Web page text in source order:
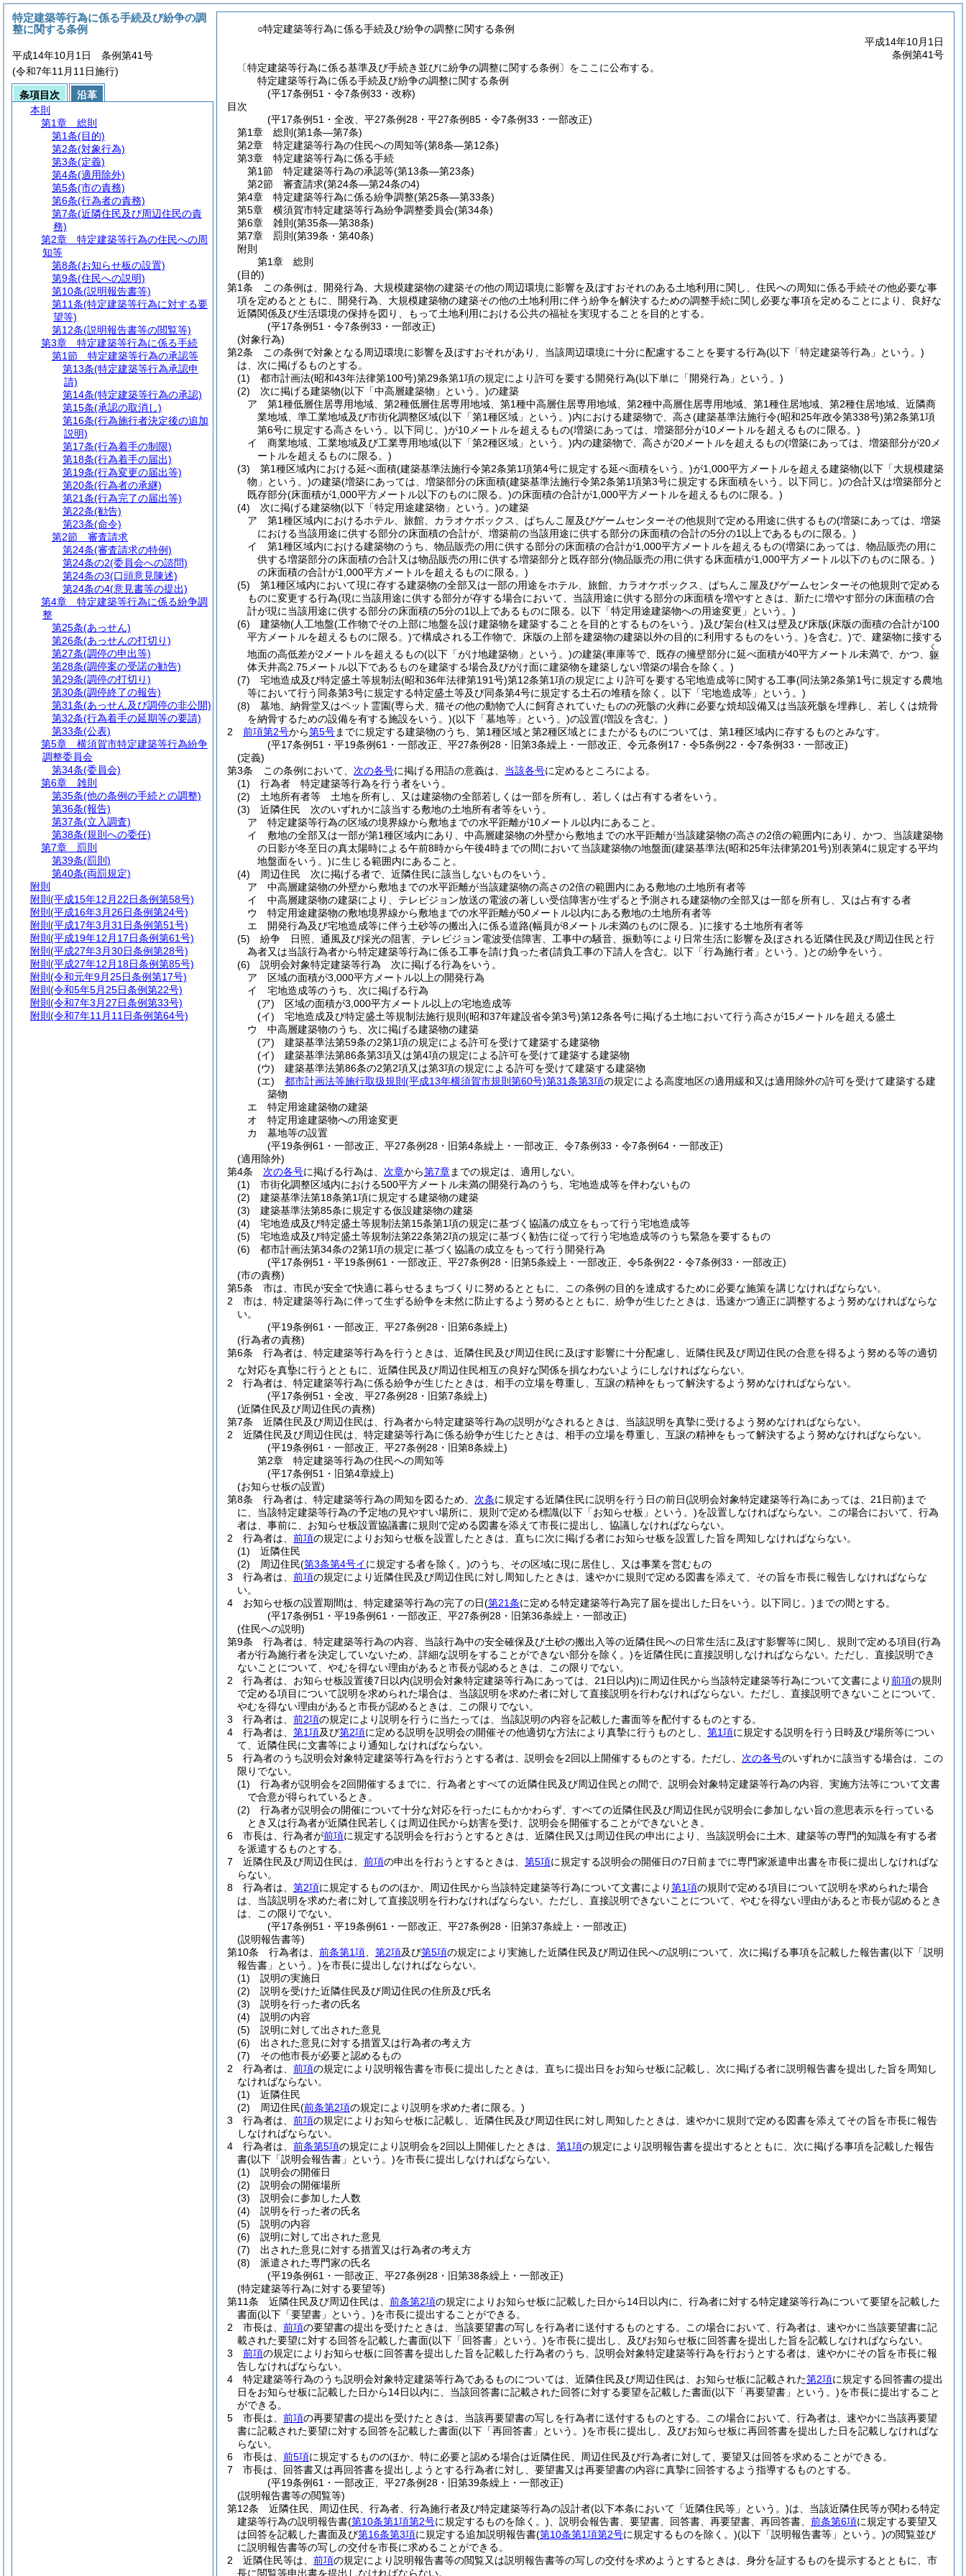
○特定建築等行為に係る手続及び紛争の調整に関する条例
平成14年10月1日
条例第41号
〔特定建築等行為に係る基準及び手続き並びに紛争の調整に関する条例〕をここに公布する。
特定建築等行為に係る手続及び紛争の調整に関する条例
(平17条例51・令7条例33・改称)
目次
(平17条例51・全改、平27条例28・平27条例85・令7条例33・一部改正)
第1章
総則 (第1条―第7条)
第2章
特定建築等行為の住民への周知等(第8条―第12条)
第3章
特定建築等行為に係る手続
第1節
特定建築等行為の承認等(第13条―第23条)
第2節
審査請求(第24条―第24条の4)
第4章
特定建築等行為に係る紛争調整(第25条―第33条)
第5章
横須賀市特定建築等行為紛争調整委員会(第34条)
第6章
雑則 (第35条―第38条)
第7章
罰則 (第39条・第40条)
附則
第1章
総則
(目的)
第1条
この条例は、開発行為、大規模建築物の建築その他の周辺環境に影響を及ぼすおそれのある土地利用に関し、住民への周知に係る手続その他必要な事
項を定めるとともに、開発行為、大規模建築物の建築その他の土地利用に伴う紛争を解決するための調整手続に関し必要な事項を定めることにより、良好な
近隣関係及び生活環境の保持を図り、もって土地利用における公共の福祉を実現することを目的とする。
(平17条例51・令7条例33・一部改正)
(対象行為)
第2条
この条例で対象となる周辺環境に影響を及ぼすおそれがあり、当該周辺環境に十分に配慮することを要する行為(以下「特定建築等行為」という。)
は、次に掲げるものとする。
(1)
都市計画法(昭和43年法律第100号)第29条第1項の規定により許可を要する開発行為(以下単に「開発行為」という。)
(2)
次に掲げる建築物(以下「中高層建築物」という。)の建築
ア
第1種低層住居専用地域、第2種低層住居専用地域、第1種中高層住居専用地域、第2種中高層住居専用地域、第1種住居地域、第2種住居地域、近隣商
業地域、準工業地域及び市街化調整区域(以下「第1種区域」という。)内における建築物で、高さ(建築基準法施行令(昭和25年政令第338号)第2条第1項
第6号に規定する高さをいう。以下同じ。)が10メートルを超えるもの(増築にあっては、増築部分が10メートルを超えるものに限る。)
イ
商業地域、工業地域及び工業専用地域(以下「第2種区域」という。)内の建築物で、高さが20メートルを超えるもの(増築にあっては、増築部分が20メ
ートルを超えるものに限る。)
(3)
第1種区域内における延べ面積(建築基準法施行令第2条第1項第4号に規定する延べ面積をいう。)が1,000平方メートルを超える建築物(以下「大規模建築
物」という。)の建築(増築にあっては、増築部分の床面積(建築基準法施行令第2条第1項第3号に規定する床面積をいう。以下同じ。)の合計又は増築部分と
既存部分(床面積が1,000平方メートル以下のものに限る。)の床面積の合計が1,000平方メートルを超えるものに限る。)
(4)
次に掲げる建築物(以下「特定用途建築物」という。)の建築
ア
第1種区域内におけるホテル、旅館、カラオケボックス、ぱちんこ屋及びゲームセンターその他規則で定める用途に供するもの(増築にあっては、増築
における当該用途に供する部分の床面積の合計が、増築前の当該用途に供する部分の床面積の合計の5分の1以上であるものに限る。)
イ
第1種区域内における建築物のうち、物品販売の用に供する部分の床面積の合計が1,000平方メートルを超えるもの(増築にあっては、物品販売の用に
供する増築部分の床面積の合計又は物品販売の用に供する増築部分と既存部分(物品販売の用に供する床面積が1,000平方メートル以下のものに限る。)
の床面積の合計が1,000平方メートルを超えるものに限る。)
(5)
第1種区域内において現に存する建築物の全部又は一部の用途をホテル、旅館、カラオケボックス、ぱちんこ屋及びゲームセンターその他規則で定める
ものに変更する行為(現に当該用途に供する部分が存する場合において、当該用途に供する部分の床面積を増やすときは、新たに増やす部分の床面積の合
計が現に当該用途に供する部分の床面積の5分の1以上であるものに限る。以下「特定用途建築物への用途変更」という。)
(6)
建築物(人工地盤(工作物でその上部に地盤を設け建築物を建築することを目的とするものをいう。)及び架台(柱又は壁及び床版(床版の面積の合計が100
平方メートルを超えるものに限る。)で構成される工作物で、床版の上部を建築物の建築以外の目的に利用するものをいう。)を含む。)で、建築物に接する
地面の高低差が2メートルを超えるもの(以下「がけ地建築物」という。)の建築(車庫等で、既存の擁壁部分に延べ面積が40平方メートル未満で、かつ、 躯
く
体天井高2.75メートル以下であるものを建築する場合及びがけ面に建築物を建築しない増築の場合を除く。)
(7)
宅地造成及び特定盛土等規制法(昭和36年法律第191号)第12条第1項の規定により許可を要する宅地造成等に関する工事(同法第2条第1号に規定する農地
等において行う同条第3号に規定する特定盛土等及び同条第4号に規定する土石の堆積を除く。以下「宅地造成等」という。)
(8)
墓地、納骨堂又はペット霊園(専ら犬、猫その他の動物で人に飼育されていたものの死骸の火葬に必要な焼却設備又は当該死骸を埋葬し、若しくは焼骨
を納骨するための設備を有する施設をいう。)(以下「墓地等」という。)の設置(増設を含む。)
2
前項第2号から第5号までに規定する建築物のうち、第1種区域と第2種区域とにまたがるものについては、第1種区域内に存するものとみなす。
(平17条例51・平19条例61・一部改正、平27条例28・旧第3条繰上・一部改正、令元条例17・令5条例22・令7条例33・一部改正)
(定義)
第3条
この条例において、 次の各号に掲げる用語の意義は、 当該各号に定めるところによる。
(1)
行為者 特定建築等行為を行う者をいう。
(2)
土地所有者等 土地を所有し、又は建築物の全部若しくは一部を所有し、若しくは占有する者をいう。
(3)
近隣住民 次のいずれかに該当する敷地の土地所有者等をいう。
ア
特定建築等行為の区域の境界線から敷地までの水平距離が10メートル以内にあること。
イ
敷地の全部又は一部が第1種区域内にあり、中高層建築物の外壁から敷地までの水平距離が当該建築物の高さの2倍の範囲内にあり、かつ、当該建築物
の日影が冬至日の真太陽時による午前8時から午後4時までの間において当該建築物の地盤面(建築基準法(昭和25年法律第201号)別表第4に規定する平均
地盤面をいう。)に生じる範囲内にあること。
(4)
周辺住民 次に掲げる者で、近隣住民に該当しないものをいう。
ア
中高層建築物の外壁から敷地までの水平距離が当該建築物の高さの2倍の範囲内にある敷地の土地所有者等
イ
中高層建築物の建築により、テレビジョン放送の電波の著しい受信障害が生ずると予測される建築物の全部又は一部を所有し、又は占有する者
ウ
特定用途建築物の敷地境界線から敷地までの水平距離が50メートル以内にある敷地の土地所有者等
エ
開発行為及び宅地造成等に伴う土砂等の搬出入に係る道路(幅員が8メートル未満のものに限る。)に接する土地所有者等
(5)
紛争 日照、通風及び採光の阻害、テレビジョン電波受信障害、工事中の騒音、振動等により日常生活に影響を及ぼされる近隣住民及び周辺住民と行
為者又は当該行為者から特定建築等行為に係る工事を請け負った者(請負工事の下請人を含む。以下「行為施行者」という。)との紛争をいう。
(6)
説明会対象特定建築等行為 次に掲げる行為をいう。
ア
区域の面積が3,000平方メートル以上の開発行為
イ
宅地造成等のうち、次に掲げる行為
(ア)
区域の面積が3,000平方メートル以上の宅地造成等
(イ)
宅地造成及び特定盛土等規制法施行規則(昭和37年建設省令第3号)第12条各号に掲げる土地において行う高さが15メートルを超える盛土
ウ
中高層建築物のうち、次に掲げる建築物の建築
(ア)
建築基準法第59条の2第1項の規定による許可を受けて建築する建築物
(イ)
建築基準法第86条第3項又は第4項の規定による許可を受けて建築する建築物
(ウ)
建築基準法第86条の2第2項又は第3項の規定による許可を受けて建築する建築物
(エ)
都市計画法等施行取扱規則(平成13年横須賀市規則第60号)第31条第3項の規定による高度地区の適用緩和又は適用除外の許可を受けて建築する建
築物
エ
特定用途建築物の建築
オ
特定用途建築物への用途変更
カ
墓地等の設置
(平19条例61・一部改正、平27条例28・旧第4条繰上・一部改正、令7条例33・令7条例64・一部改正)
(適用除外)
第4条
次の各号に掲げる行為は、 次章から第7章までの規定は、適用しない。
(1)
市街化調整区域内における500平方メートル未満の開発行為のうち、宅地造成等を伴わないもの
(2)
建築基準法第18条第1項に規定する建築物の建築
(3)
建築基準法第85条に規定する仮設建築物の建築
(4)
宅地造成及び特定盛土等規制法第15条第1項の規定に基づく協議の成立をもって行う宅地造成等
(5)
宅地造成及び特定盛土等規制法第22条第2項の規定に基づく勧告に従って行う宅地造成等のうち緊急を要するもの
(6)
都市計画法第34条の2第1項の規定に基づく協議の成立をもって行う開発行為
(平17条例51・平19条例61・一部改正、平27条例28・旧第5条繰上・一部改正、令5条例22・令7条例33・一部改正)
(市の責務)
第5条
市は、市民が安全で快適に暮らせるまちづくりに努めるとともに、この条例の目的を達成するために必要な施策を講じなければならない。
2
市は、特定建築等行為に伴って生ずる紛争を未然に防止するよう努めるとともに、紛争が生じたときは、迅速かつ適正に調整するよう努めなければならな
い。
(平19条例61・一部改正、平27条例28・旧第6条繰上)
(行為者の責務)
第6条
行為者は、特定建築等行為を行うときは、近隣住民及び周辺住民に及ぼす影響に十分配慮し、近隣住民及び周辺住民の合意を得るよう努める等の適切
な対応を真摯
し
に行うとともに、近隣住民及び周辺住民相互の良好な関係を損なわないようにしなければならない。
2
行為者は、特定建築等行為に係る紛争が生じたときは、相手の立場を尊重し、互譲の精神をもって解決するよう努めなければならない。
(平17条例51・全改、平27条例28・旧第7条繰上)
(近隣住民及び周辺住民の責務)
第7条
近隣住民及び周辺住民は、行為者から特定建築等行為の説明がなされるときは、当該説明を真摯に受けるよう努めなければならない。
2
近隣住民及び周辺住民は、特定建築等行為に係る紛争が生じたときは、相手の立場を尊重し、互譲の精神をもって解決するよう努めなければならない。
(平19条例61・一部改正、平27条例28・旧第8条繰上)
第2章
特定建築等行為の住民への周知等
(平17条例51・旧第4章繰上)
(お知らせ板の設置)
第8条
行為者は、特定建築等行為の周知を図るため、 次条に規定する近隣住民に説明を行う日の前日(説明会対象特定建築等行為にあっては、21日前) まで
に、当該特定建築等行為の予定地の見やすい場所に、規則で定める標識(以下「お知らせ板」という。)を設置しなければならない。
この場合において、行為
者は、事前に、お知らせ板設置協議書に規則で定める図書を添えて市長に提出し、協議しなければならない。
2
行為者は、 前項の規定によりお知らせ板を設置したときは、直ちに次に掲げる者にお知らせ板を設置した旨を周知しなければならない。
(1)
近隣住民
(2)
周辺住民(第3条第4号イに規定する者を除く。)のうち、その区域に現に居住し、又は事業を営むもの
3
行為者は、 前項の規定により近隣住民及び周辺住民に対し周知したときは、速やかに規則で定める図書を添えて、その旨を市長に報告しなければならな
い。
4
お知らせ板の設置期間は、特定建築等行為の完了の日(第21条に定める特定建築等行為完了届を提出した日をいう。以下同じ。) までの間とする。
(平17条例51・平19条例61・一部改正、平27条例28・旧第36条繰上・一部改正)
(住民への説明)
第9条
行為者は、特定建築等行為の内容、当該行為中の安全確保及び土砂の搬出入等の近隣住民への日常生活に及ぼす影響等に関し、規則で定める項目(行為
者が行為施行者を決定していないため、詳細な説明をすることができない部分を除く。)を近隣住民に直接説明しなければならない。 ただし、直接説明でき
ないことについて、やむを得ない理由があると市長が認めるときは、この限りでない。
2
行為者は、お知らせ板設置後7日以内(説明会対象特定建築等行為にあっては、21日以内)に周辺住民から当該特定建築等行為について文書により前項の規則
で定める項目について説明を求められた場合は、当該説明を求めた者に対して直接説明を行わなければならない。 ただし、直接説明できないことについて、
やむを得ない理由があると市長が認めるときは、この限りでない。
3
行為者は、 前2項の規定により説明を行うに当たっては、当該説明の内容を記載した書面等を配付するものとする。
4
行為者は、 第1項及び第2項に定める説明を説明会の開催その他適切な方法により真摯に行うものとし、 第1項に規定する説明を行う日時及び場所等につい
て、近隣住民に文書等により通知しなければならない。
5
行為者のうち説明会対象特定建築等行為を行おうとする者は、説明会を2回以上開催するものとする。 ただし、 次の各号のいずれかに該当する場合は、この
限りでない。
(1)
行為者が説明会を2回開催するまでに、行為者とすべての近隣住民及び周辺住民との間で、説明会対象特定建築等行為の内容、実施方法等について文書
で合意が得られているとき。
(2)
行為者が説明会の開催について十分な対応を行ったにもかかわらず、すべての近隣住民及び周辺住民が説明会に参加しない旨の意思表示を行っている
とき又は行為者が近隣住民若しくは周辺住民から妨害を受け、説明会を開催することができないとき。
6
市長は、行為者が前項に規定する説明会を行おうとするときは、近隣住民又は周辺住民の申出により、当該説明会に土木、建築等の専門的知識を有する者
を派遣するものとする。
7
近隣住民及び周辺住民は、 前項の申出を行おうとするときは、 第5項に規定する説明会の開催日の7日前までに専門家派遣申出書を市長に提出しなければな
らない。
8
行為者は、 第2項に規定するもののほか、周辺住民から当該特定建築等行為について文書により第1項の規則で定める項目について説明を求められた場合
は、当該説明を求めた者に対して直接説明を行わなければならない。 ただし、直接説明できないことについて、やむを得ない理由があると市長が認めるとき
は、この限りでない。
(平17条例51・平19条例61・一部改正、平27条例28・旧第37条繰上・一部改正)
(説明報告書等)
第10条
行為者は、 前条第1項 第2項及び第5項の規定により実施した近隣住民及び周辺住民への説明について、次に掲げる事項を記載した報告書(以下「説明
報告書」という。)を市長に提出しなければならない。
(1)
説明の実施日
(2)
説明を受けた近隣住民及び周辺住民の住所及び氏名
(3)
説明を行った者の氏名
(4)
説明の内容
(5)
説明に対して出された意見
(6)
出された意見に対する措置又は行為者の考え方
(7)
その他市長が必要と認めるもの
2
行為者は、 前項の規定により説明報告書を市長に提出したときは、直ちに提出日をお知らせ板に記載し、次に掲げる者に説明報告書を提出した旨を周知し
なければならない。
(1)
近隣住民
(2)
周辺住民(前条第2項の規定により説明を求めた者に限る。)
3
行為者は、 前項の規定によりお知らせ板に記載し、近隣住民及び周辺住民に対し周知したときは、速やかに規則で定める図書を添えてその旨を市長に報告
しなければならない。
4
行為者は、 前条第5項の規定により説明会を2回以上開催したときは、 第1項の規定により説明報告書を提出するとともに、次に掲げる事項を記載した報告
書(以下「説明会報告書」という。)を市長に提出しなければならない。
(1)
説明会の開催日
(2)
説明会の開催場所
(3)
説明会に参加した人数
(4)
説明を行った者の氏名
(5)
説明の内容
(6)
説明に対して出された意見
(7)
出された意見に対する措置又は行為者の考え方
(8)
派遣された専門家の氏名
(平19条例61・一部改正、平27条例28・旧第38条繰上・一部改正)
(特定建築等行為に対する要望等)
第11条
近隣住民及び周辺住民は、 前条第2項の規定によりお知らせ板に記載した日から14日以内に、行為者に対する特定建築等行為について要望を記載した
書面(以下「要望書」という。)を市長に提出することができる。
2
市長は、 前項の要望書の提出を受けたときは、当該要望書の写しを行為者に送付するものとする。
この場合において、行為者は、速やかに当該要望書に記
載された要望に対する回答を記載した書面(以下「回答書」という。)を市長に提出し、及びお知らせ板に回答書を提出した旨を記載しなければならない。
3
前項の規定によりお知らせ板に回答書を提出した旨を記載した行為者のうち、説明会対象特定建築等行為を行おうとする者は、速やかにその旨を市長に報
告しなければならない。
4
特定建築等行為のうち説明会対象特定建築等行為であるものについては、近隣住民及び周辺住民は、お知らせ板に記載された第2項に規定する回答書の提出
日をお知らせ板に記載した日から14日以内に、当該回答書に記載された回答に対する要望を記載した書面(以下「再要望書」という。)を市長に提出すること
ができる。
5
市長は、 前項の再要望書の提出を受けたときは、当該再要望書の写しを行為者に送付するものとする。
この場合において、行為者は、速やかに当該再要望
書に記載された要望に対する回答を記載した書面(以下「再回答書」という。)を市長に提出し、及びお知らせ板に再回答書を提出した日を記載しなければな
らない。
6
市長は、 前5項に規定するもののほか、特に必要と認める場合は近隣住民、周辺住民及び行為者に対して、要望又は回答を求めることができる。
7
市長は、回答書又は再回答書を提出しようとする行為者に対し、要望書又は再要望書の内容に真摯に回答するよう指導するものとする。
(平19条例61・一部改正、平27条例28・旧第39条繰上・一部改正)
(説明報告書等の閲覧等)
第12条
近隣住民、周辺住民、行為者、行為施行者及び特定建築等行為の設計者(以下本条において「近隣住民等」という。)は、当該近隣住民等が関わる特定
建築等行為の説明報告書(第10条第1項第2号に規定するものを除く。) 、説明会報告書、要望書、回答書、再要望書、再回答書、 前条第6項に規定する要望又
は回答を記載した書面及び第16条第3項に規定する追加説明報告書(第10条第1項第2号に規定するものを除く。)(以下「説明報告書等」という。)の閲覧並び
に説明報告書等の写しの交付を市長に求めることができる。
2
近隣住民等は、 前項の規定により説明報告書等の閲覧又は説明報告書等の写しの交付を求めようとするときは、身分を証するものを提示するとともに、市
長に閲覧等申出書を提出しなければならない。
特定建築等行為に係る手続及び紛争の調
整に関する条例
平成14年10月1日 条例第41号
(令和7年11月11日施行)
条項目次
沿革
本則
第1章
総則
第1条(目的)
第2条(対象行為)
第3条(定義)
第4条(適用除外)
第5条(市の責務)
第6条(行為者の責務)
第7条(近隣住民及び周辺住民の責
務)
第2章
特定建築等行為の住民への周
知等
第8条(お知らせ板の設置)
第9条(住民への説明)
第10条(説明報告書等)
第11条(特定建築等行為に対する要
望等)
第12条(説明報告書等の閲覧等)
第3章
特定建築等行為に係る手続
第1節
特定建築等行為の承認等
第13条(特定建築等行為承認申
請)
第14条(特定建築等行為の承認)
第15条(承認の取消し)
第16条(行為施行者決定後の追加
説明)
第17条(行為着手の制限)
第18条(行為着手の届出)
第19条(行為変更の届出等)
第20条(行為者の承継)
第21条(行為完了の届出等)
第22条(勧告)
第23条(命令)
第2節
審査請求
第24条(審査請求の特例)
第24条の2(委員会への諮問)
第24条の3(口頭意見陳述)
第24条の4(意見書等の提出)
第4章
特定建築等行為に係る紛争調
整
第25条(あっせん)
第26条(あっせんの打切り)
第27条(調停の申出等)
第28条(調停案の受諾の勧告)
第29条(調停の打切り)
第30条(調停終了の報告)
第31条(あっせん及び調停の非公開)
第32条(行為着手の延期等の要請)
第33条(公表)
第5章
横須賀市特定建築等行為紛争
調整委員会
第34条(委員会)
第6章
雑則
第35条(他の条例の手続との調整)
第36条(報告)
第37条(立入調査)
第38条(規則への委任)
第7章
罰則
第39条(罰則)
第40条(両罰規定)
附則
附則 (平成15年12月22日条例第58号)
附則 (平成16年3月26日条例第24号)
附則 (平成17年3月31日条例第51号)
附則 (平成19年12月17日条例第61号)
附則 (平成27年3月30日条例第28号)
附則 (平成27年12月18日条例第85号)
附則 (令和元年9月25日条例第17号)
附則 (令和5年5月25日条例第22号)
附則 (令和7年3月27日条例第33号)
附則 (令和7年11月11日条例第64号)